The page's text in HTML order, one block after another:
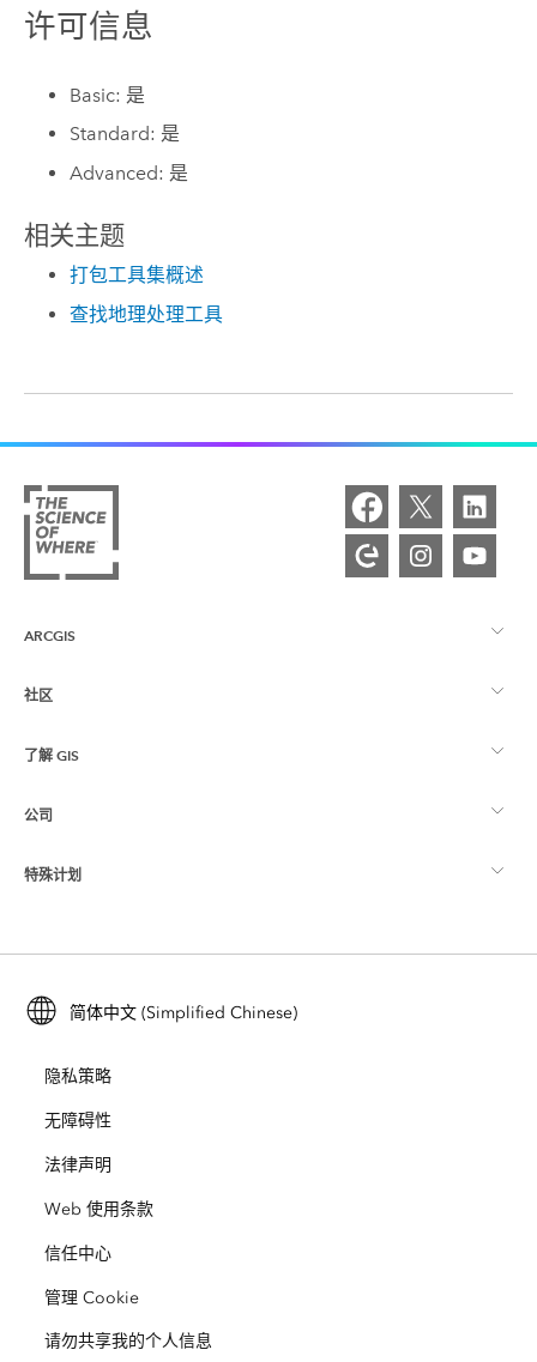
许可信息
Basic: 是
Standard: 是
Advanced: 是
相关主题
打包工具集概述
查找地理处理工具
ARCGIS
ArcGIS 概览
制图
Esri Store
社区
Esri 社区
ArcGIS 博客
用户研究和测试
Esri 年轻专家关系网
了解 GIS
什么是 GIS？
位置智能
培训
ArcUser
ArcNews
ArcWatch
Esri Press
Esri 视频
公司
关于 Esri
招贤纳士
开放视野
业务行为准则
网站地图
特殊计划
ArcGIS for Student Use
保护
教育
种族平等
简体中文 (Simplified Chinese)
隐私策略
无障碍性
法律声明
Web 使用条款
信任中心
管理 Cookie
请勿共享我的个人信息